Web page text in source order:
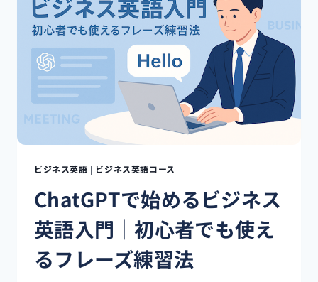
力
を
CHATGPT
で
鍛
え
る！
実
践
レ
ズ
＆
QA
対
策
ビジネス英語 | ビジネス英語コース
ChatGPTで始めるビジネス
英語入門｜初心者でも使え
るフレーズ練習法